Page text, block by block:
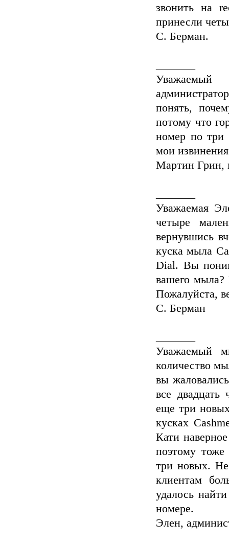
звонить на
принесли
С. Берман.
понять,
потому что
номер по три
мои
Мартин Грин,
Уважаемая
четыре
вернувшись
куска мыла
Dial. Вы
вашего
Пожалуйста,
С. Берман
Уважаемый
количество
вы
все двадцать
еще три
кусках
Кати
поэтому
три новых.
клиентам
удалось
номере.
Элен,